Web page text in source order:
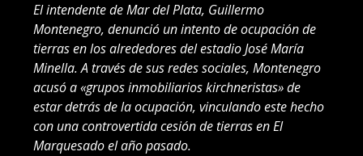
El intendente de Mar del Plata, Guillermo
Montenegro, denunció un intento de ocupación de
tierras en los alrededores del estadio José María
Minella. A través de sus redes sociales, Montenegro
acusó a «grupos inmobiliarios kirchneristas» de
estar detrás de la ocupación, vinculando este hecho
con una controvertida cesión de tierras en El
Marquesado el año pasado.